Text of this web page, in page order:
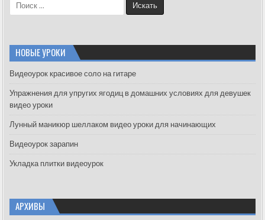
e
h
f
r
:
НОВЫЕ УРОКИ
Видеоурок красивое соло на гитаре
Упражнения для упругих ягодиц в домашних условиях для девушек
видео уроки
Лунный маникюр шеллаком видео уроки для начинающих
Видеоурок зарапин
Укладка плитки видеоурок
АРХИВЫ